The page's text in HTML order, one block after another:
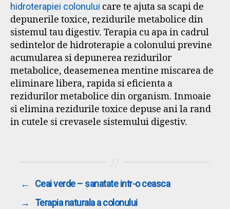
hidroterapiei colonului care te ajuta sa scapi de
depunerile toxice, rezidurile metabolice din
sistemul tau digestiv. Terapia cu apa in cadrul
sedintelor de hidroterapie a colonului previne
acumularea si depunerea rezidurilor
metabolice, deasemenea mentine miscarea de
eliminare libera, rapida si eficienta a
rezidurilor metabolice din organism. Inmoaie
si elimina rezidurile toxice depuse ani la rand
in cutele si crevasele sistemului digestiv.
←
Ceai verde – sanatate intr-o ceasca
→
Terapia naturala a colonului